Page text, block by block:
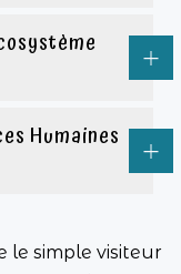
Humaines
le simple visiteur